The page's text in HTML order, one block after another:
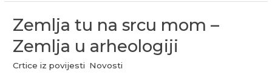
Zemlja tu na srcu mom –
Zemlja u arheologiji
Crtice iz povijesti Novosti
Zemlja
na
srcu